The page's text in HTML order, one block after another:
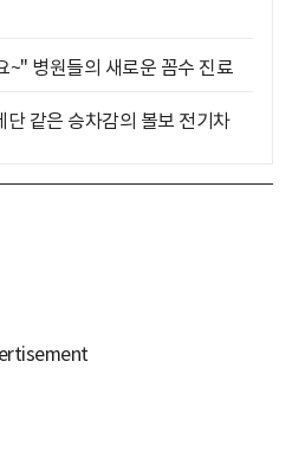
~" 병원들의 새로운 꼼수 진료
같은 승차감의 볼보 전기차